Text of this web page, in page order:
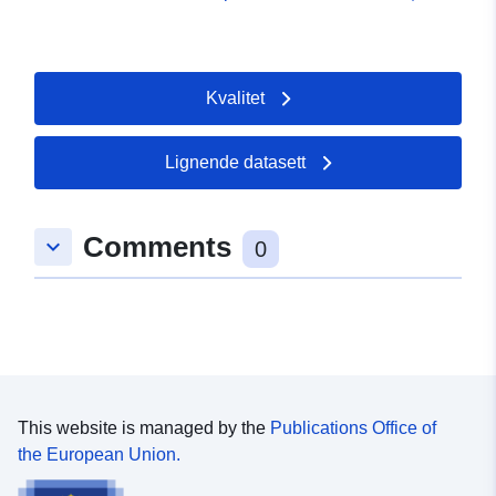
Kvalitet
Lignende datasett
keyboard_arrow_down Comments 0
This website is managed by the Publications Office of
the European Union.